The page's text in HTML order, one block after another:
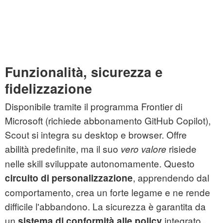
Funzionalità, sicurezza e
fidelizzazione
Disponibile tramite il programma Frontier di
Microsoft (richiede abbonamento GitHub Copilot),
Scout si integra su desktop e browser. Offre
abilità predefinite, ma il suo vero valore risiede
nelle skill sviluppate autonomamente. Questo
circuito di personalizzazione, apprendendo dal
comportamento, crea un forte legame e ne rende
difficile l'abbandono. La sicurezza è garantita da